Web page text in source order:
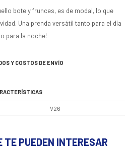
bote y frunces, es de modal, lo que
Una prenda versátil tanto para el día
para la noche!
Y COSTOS DE ENVÍO
V26
TE PUEDEN INTERESAR